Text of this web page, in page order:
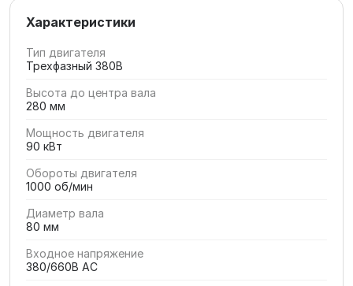
Характеристики
Тип двигателя
Трехфазный 380В
Высота до центра вала
280 мм
Мощность двигателя
90 кВт
Обороты двигателя
1000 об/мин
Диаметр вала
80 мм
Входное напряжение
380/660В AC